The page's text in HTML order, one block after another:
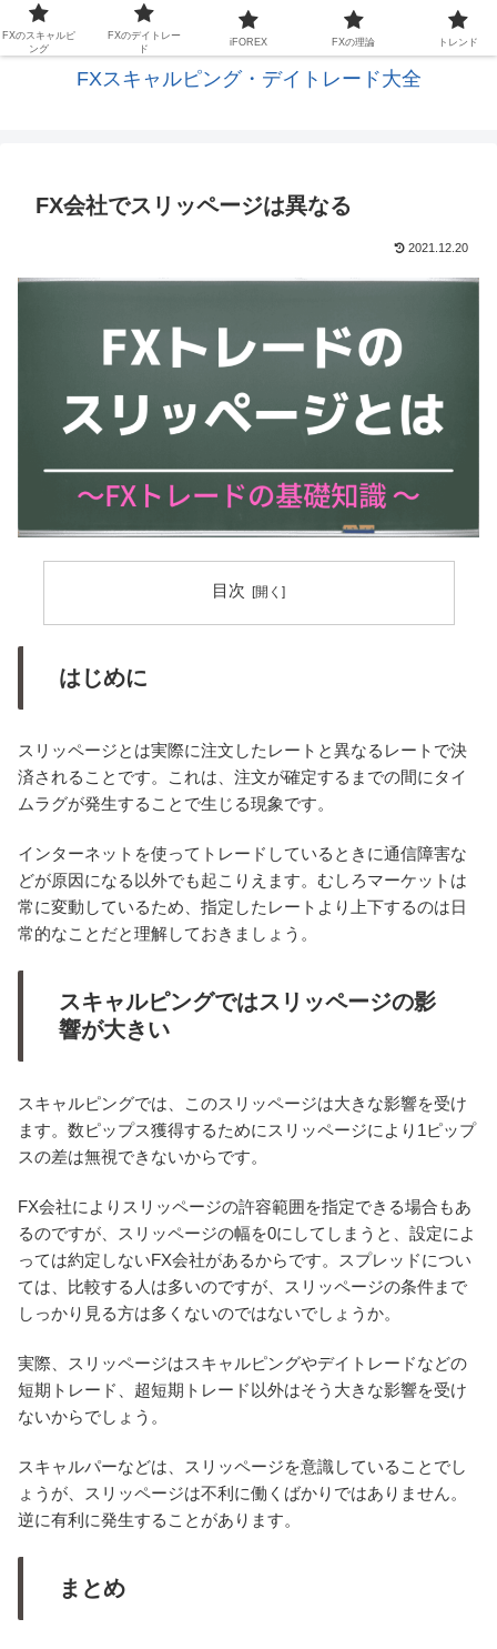
FXの基礎と応用を学びスキャルピングに生かす
FXスキャルピング・デイトレード大全
FX会社でスリッページは異なる
2021.12.20
目次
はじめに
スリッページとは実際に注文したレートと異なるレートで決
済されることです。これは、注文が確定するまでの間にタイ
ムラグが発生することで生じる現象です。
インターネットを使ってトレードしているときに通信障害な
どが原因になる以外でも起こりえます。むしろマーケットは
常に変動しているため、指定したレートより上下するのは日
常的なことだと理解しておきましょう。
スキャルピングではスリッページの影
響が大きい
スキャルピングでは、このスリッページは大きな影響を受け
ます。数ピップス獲得するためにスリッページにより1ピップ
スの差は無視できないからです。
FX会社によりスリッページの許容範囲を指定できる場合もあ
るのですが、スリッページの幅を0にしてしまうと、設定によ
っては約定しないFX会社があるからです。スプレッドについ
ては、比較する人は多いのですが、スリッページの条件まで
しっかり見る方は多くないのではないでしょうか。
実際、スリッページはスキャルピングやデイトレードなどの
短期トレード、超短期トレード以外はそう大きな影響を受け
ないからでしょう。
スキャルパーなどは、スリッページを意識していることでし
ょうが、スリッページは不利に働くばかりではありません。
逆に有利に発生することがあります。
まとめ
FXのスキャルピ
ング
FXのデイトレー
ド
iFOREX FXの理論 トレンド